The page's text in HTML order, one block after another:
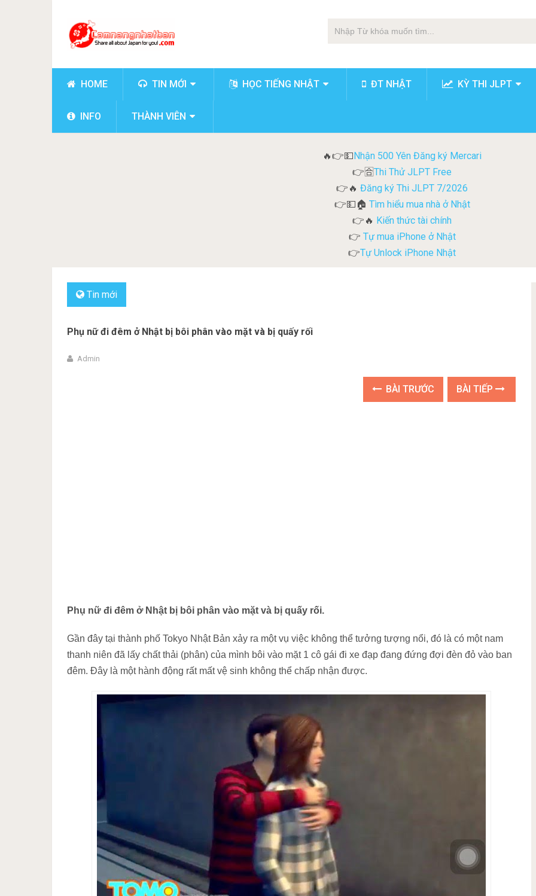
HOME TIN MỚI HỌC TIẾNG NHẬT ĐT NHẬT KỲ THI JLPT
INFO THÀNH VIÊN
🔥👉💵Nhận 500 Yên Đăng ký Mercari
👉🈴Thi Thử JLPT Free
👉🔥 Đăng ký Thi JLPT 7/2026
👉💵🏠 Tìm hiểu mua nhà ở Nhật
👉🔥 Kiến thức tài chính
👉 Tự mua iPhone ở Nhật
👉Tự Unlock iPhone Nhật
Tin mới
Phụ nữ đi đêm ở Nhật bị bôi phân vào mặt và bị quấy rối
Admin
BÀI TRƯỚC BÀI TIẾP
Phụ nữ đi đêm ở Nhật bị bôi phân vào mặt và bị quấy rối.
Gần đây tại thành phố Tokyo Nhật Bản xảy ra một vụ việc không thể tưởng tượng nổi, đó là có một nam
thanh niên đã lấy chất thải (phân) của mình bôi vào mặt 1 cô gái đi xe đạp đang đứng đợi đèn đỏ vào ban
đêm. Đây là một hành động rất mất vệ sinh không thể chấp nhận được.